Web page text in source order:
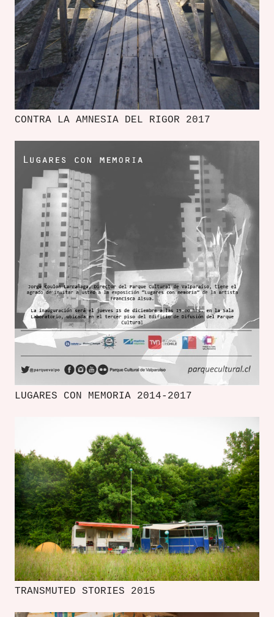
CONTRA LA AMNESIA DEL RIGOR 2017
LUGARES CON MEMORIA 2014-2017
TRANSMUTED STORIES 2015